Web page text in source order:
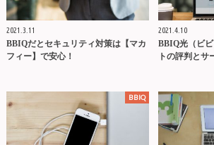
2021.3.11
BBIQだとセキュリティ対策は【マカ
フィー】で安心！
2021.4.10
BBIQ光（ビ
トの評判とサ
BBIQ